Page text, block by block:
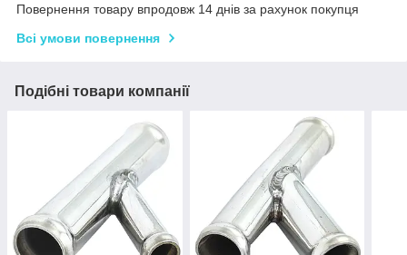
Повернення товару впродовж 14 днів за рахунок покупця
Всі умови повернення
Подібні товари компанії